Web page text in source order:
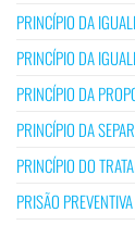
PRINCÍPIO DA
PRINCÍPIO DA
PRINCÍPIO DA
PRINCÍPIO DA
PRINCÍPIO DO
PRISÃO PREVENTIVA